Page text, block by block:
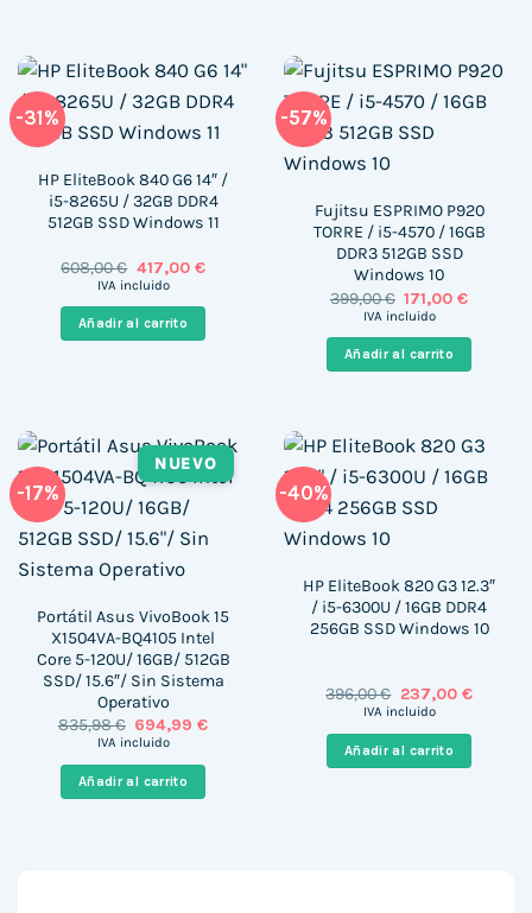
-31%
HP EliteBook 840 G6 14″ /
i5-8265U / 32GB DDR4
512GB SSD Windows 11
608,00€ El
precio
era:
608,00 €.
417,00 €El
es:
417,00 €.
IVA incluido
Añadir al carrito
-57%
Fujitsu ESPRIMO P920
TORRE / i5-4570 / 16GB
DDR3 512GB SSD
Windows 10
399,00€ El
precio
era:
399,00 €.
171,00€El
es:
171,00 €.
IVA incluido
Añadir al carrito
-17%
NUEVO
Portátil Asus VivoBook 15
X1504VA-BQ4105 Intel
Core 5-120U/ 16GB/ 512GB
SSD/ 15.6″/ Sin Sistema
Operativo
835,98€ El
precio
era:
835,98 €.
694,99€El
IVA incluido
Añadir al carrito
-40%
HP EliteBook 820 G3 12.3″
/ i5-6300U / 16GB DDR4
256GB SSD Windows 10
396,00€ El
precio
era:
396,00 €.
237,00 €El
es:
IVA incluido
Añadir al carrito